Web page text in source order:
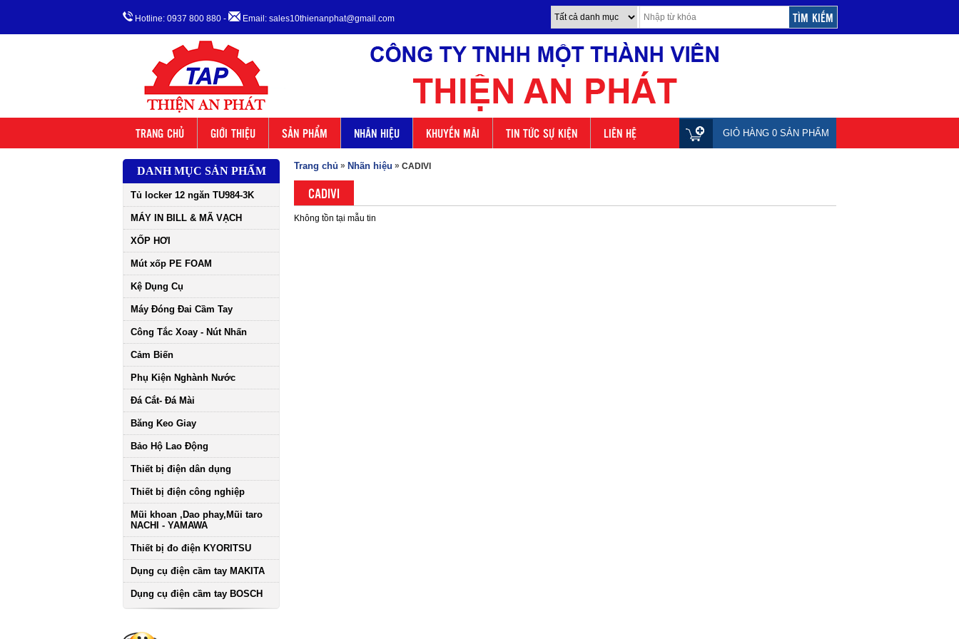
Hotline: 0937 800 880 - Email: sales10thienanphat@gmail.com
TRANG CHỦ GIỚI THIỆU SẢN PHẨM NHÃN HIỆU KHUYẾN MÃI TIN TỨC SỰ KIỆN LIÊN HỆ GIỎ HÀNG 0 SẢN PHẨM
DANH MỤC SẢN PHẨM
Tủ locker 12 ngăn TU984-3K
MÁY IN BILL & MÃ VẠCH
XỐP HƠI
Mút xốp PE FOAM
Kệ Dụng Cụ
Máy Đóng Đai Cầm Tay
Công Tắc Xoay - Nút Nhấn
Cảm Biến
Phụ Kiện Nghành Nước
Đá Cắt- Đá Mài
Băng Keo Giay
Bảo Hộ Lao Động
Thiết bị điện dân dụng
Thiết bị điện công nghiệp
Mũi khoan ,Dao phay,Mũi taro
NACHI - YAMAWA
Thiết bị đo điện KYORITSU
Dụng cụ điện cầm tay MAKITA
Dụng cụ điện cầm tay BOSCH
Trang chủ » Nhãn hiệu » CADIVI
CADIVI
Không tồn tại mẫu tin